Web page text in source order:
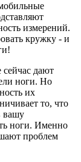
измерений.
кружку - и
дают
ноги. Но
их
то, что
вашу
ноги. Именно
проблем